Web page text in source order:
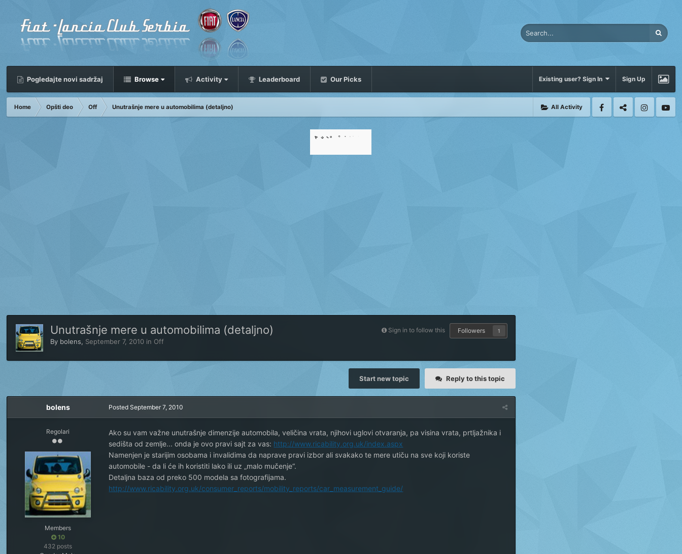
Pogledajte novi sadržaj Browse Activity Leaderboard Our Picks Existing user? Sign In Sign Up
All Activity
Home Opšti deo Off Unutrašnje mere u automobilima (detaljno)
Sign in to follow this Followers 1
Unutrašnje mere u automobilima (detaljno)
By bolens, September 7, 2010 in Off
Reply to this topic
Start new topic
bolens
Regolari
Members
10
432 posts
PostedSeptember 7, 2010
Ako su vam važne unutrašnje dimenzije automobila, veličina vrata, njihovi uglovi otvaranja, pa visina vrata, prtljažnika i
sedišta od zemlje... onda je ovo pravi sajt za vas: http://www.ricability.org.uk/index.aspx
Namenjen je starijim osobama i invalidima da naprave pravi izbor ali svakako te mere utiču na sve koji koriste
automobile - da li će ih koristiti lako ili uz „malo mučenje“.
Detaljna baza od preko 500 modela sa fotografijama.
http://www.ricability.org.uk/consumer_reports/mobility_reports/car_measurement_guide/